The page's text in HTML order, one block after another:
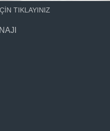
TIKLAYINIZ